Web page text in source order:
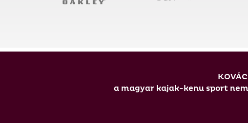
a magyar kajak-kenu sport